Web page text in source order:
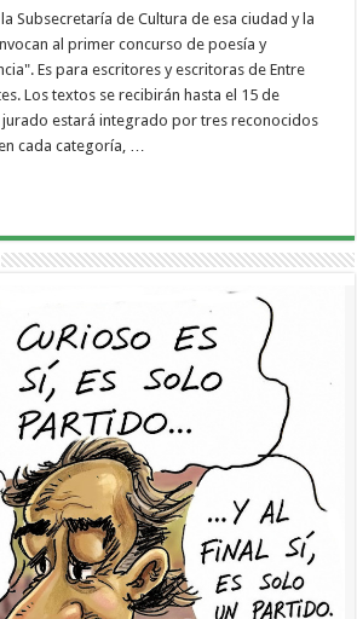
Subsecretaría de Cultura de esa ciudad y la
al primer concurso de poesía y
Es para escritores y escritoras de Entre
Los textos se recibirán hasta el 15 de
jurado estará integrado por tres reconocidos
cada categoría, …